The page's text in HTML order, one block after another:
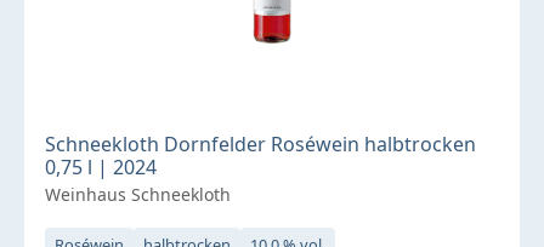
Schneekloth Dornfelder Roséwein halbtrocken
0,75 l | 2024
Weinhaus Schneekloth